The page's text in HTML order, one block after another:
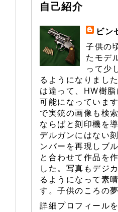
自己紹介
ビン
子供の
たモデ
って少
るようになりまし
は違って、HW樹
可能になっていま
で実銃の画像も検
ならばと刻印機を
デルガンにはない
ンバーを再現しブ
と合わせて作品を
した。写真もデジ
るようになって素
す。子供のころの
詳細プロフィール